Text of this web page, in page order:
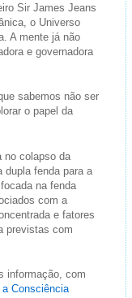
Sir James Jeans
o Universo
A mente já não
e governadora
sabemos não ser
o papel da
no colapso da
dupla fenda para a
na fenda
com a
e fatores
previstas com
informação, com
Consciência